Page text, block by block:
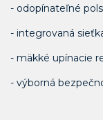
- odopínateľné
- integrovaná
- mäkké upínacie
- výborná